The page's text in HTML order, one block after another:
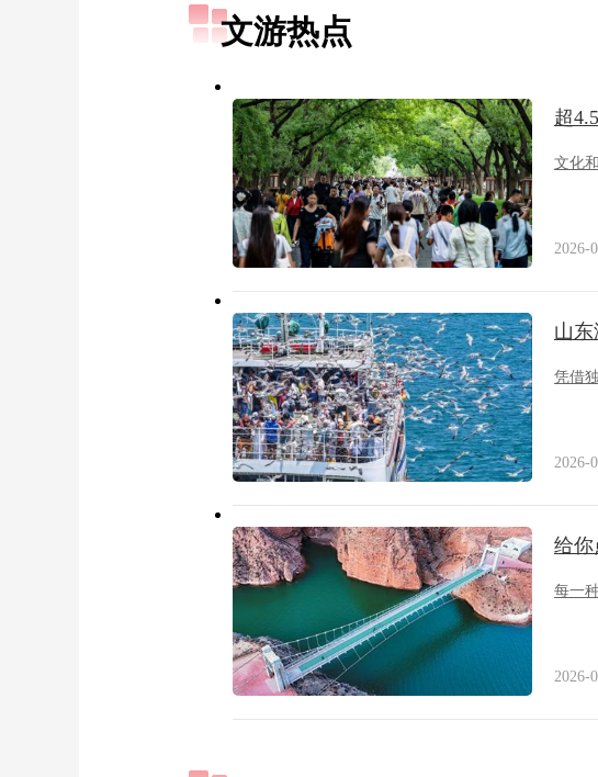
文游热点
超
文化
2026-
山
凭借
2026-
给你
每一
2026-